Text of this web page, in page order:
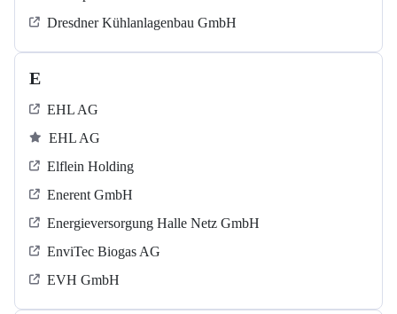
Dresdner Kühlanlagenbau GmbH
E
EHL AG
EHL AG
Elflein Holding
Enerent GmbH
Energieversorgung Halle Netz GmbH
EnviTec Biogas AG
EVH GmbH